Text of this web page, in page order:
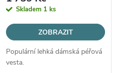
Skladem 1 ks
ZOBRAZIT
Populární lehká dámská péřová
vesta.